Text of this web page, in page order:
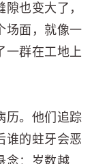
也变大了，
场面，就像一
一群在工地上
历。他们追踪
谁的蛀牙会恶